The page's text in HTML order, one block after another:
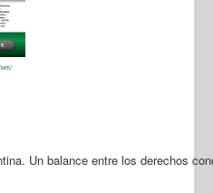
Un balance entre los derechos